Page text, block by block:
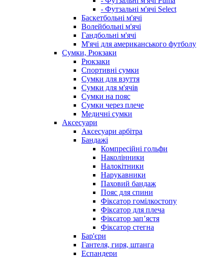
- Футзальні м'ячі Select
Баскетбольні м'ячі
Волейбольні м'ячі
Гандбольні м'ячі
М'ячі для американського футболу
Сумки, Рюкзаки
Рюкзаки
Спортивні сумки
Сумки для взуття
Сумки для м'ячів
Сумки на пояс
Сумки через плече
Медичні сумки
Аксесуари
Аксесуари арбітра
Бандажі
Компресійні гольфи
Наколінники
Налокітники
Нарукавники
Паховий бандаж
Пояс для спини
Фіксатор гомілкостопу
Фіксатор для плеча
Фіксатор запʼястя
Фіксатор стегна
Бар'єри
Гантеля, гиря, штанга
Еспандери